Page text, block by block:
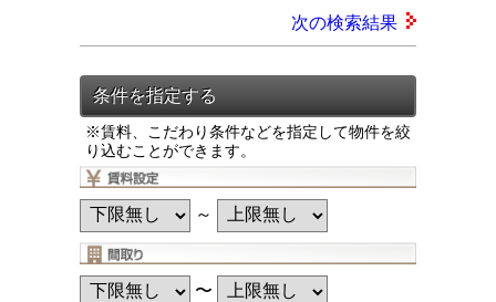
次の検索結果
※賃料、こだわり条件などを指定して物件を絞
り込むことができます。
～
〜